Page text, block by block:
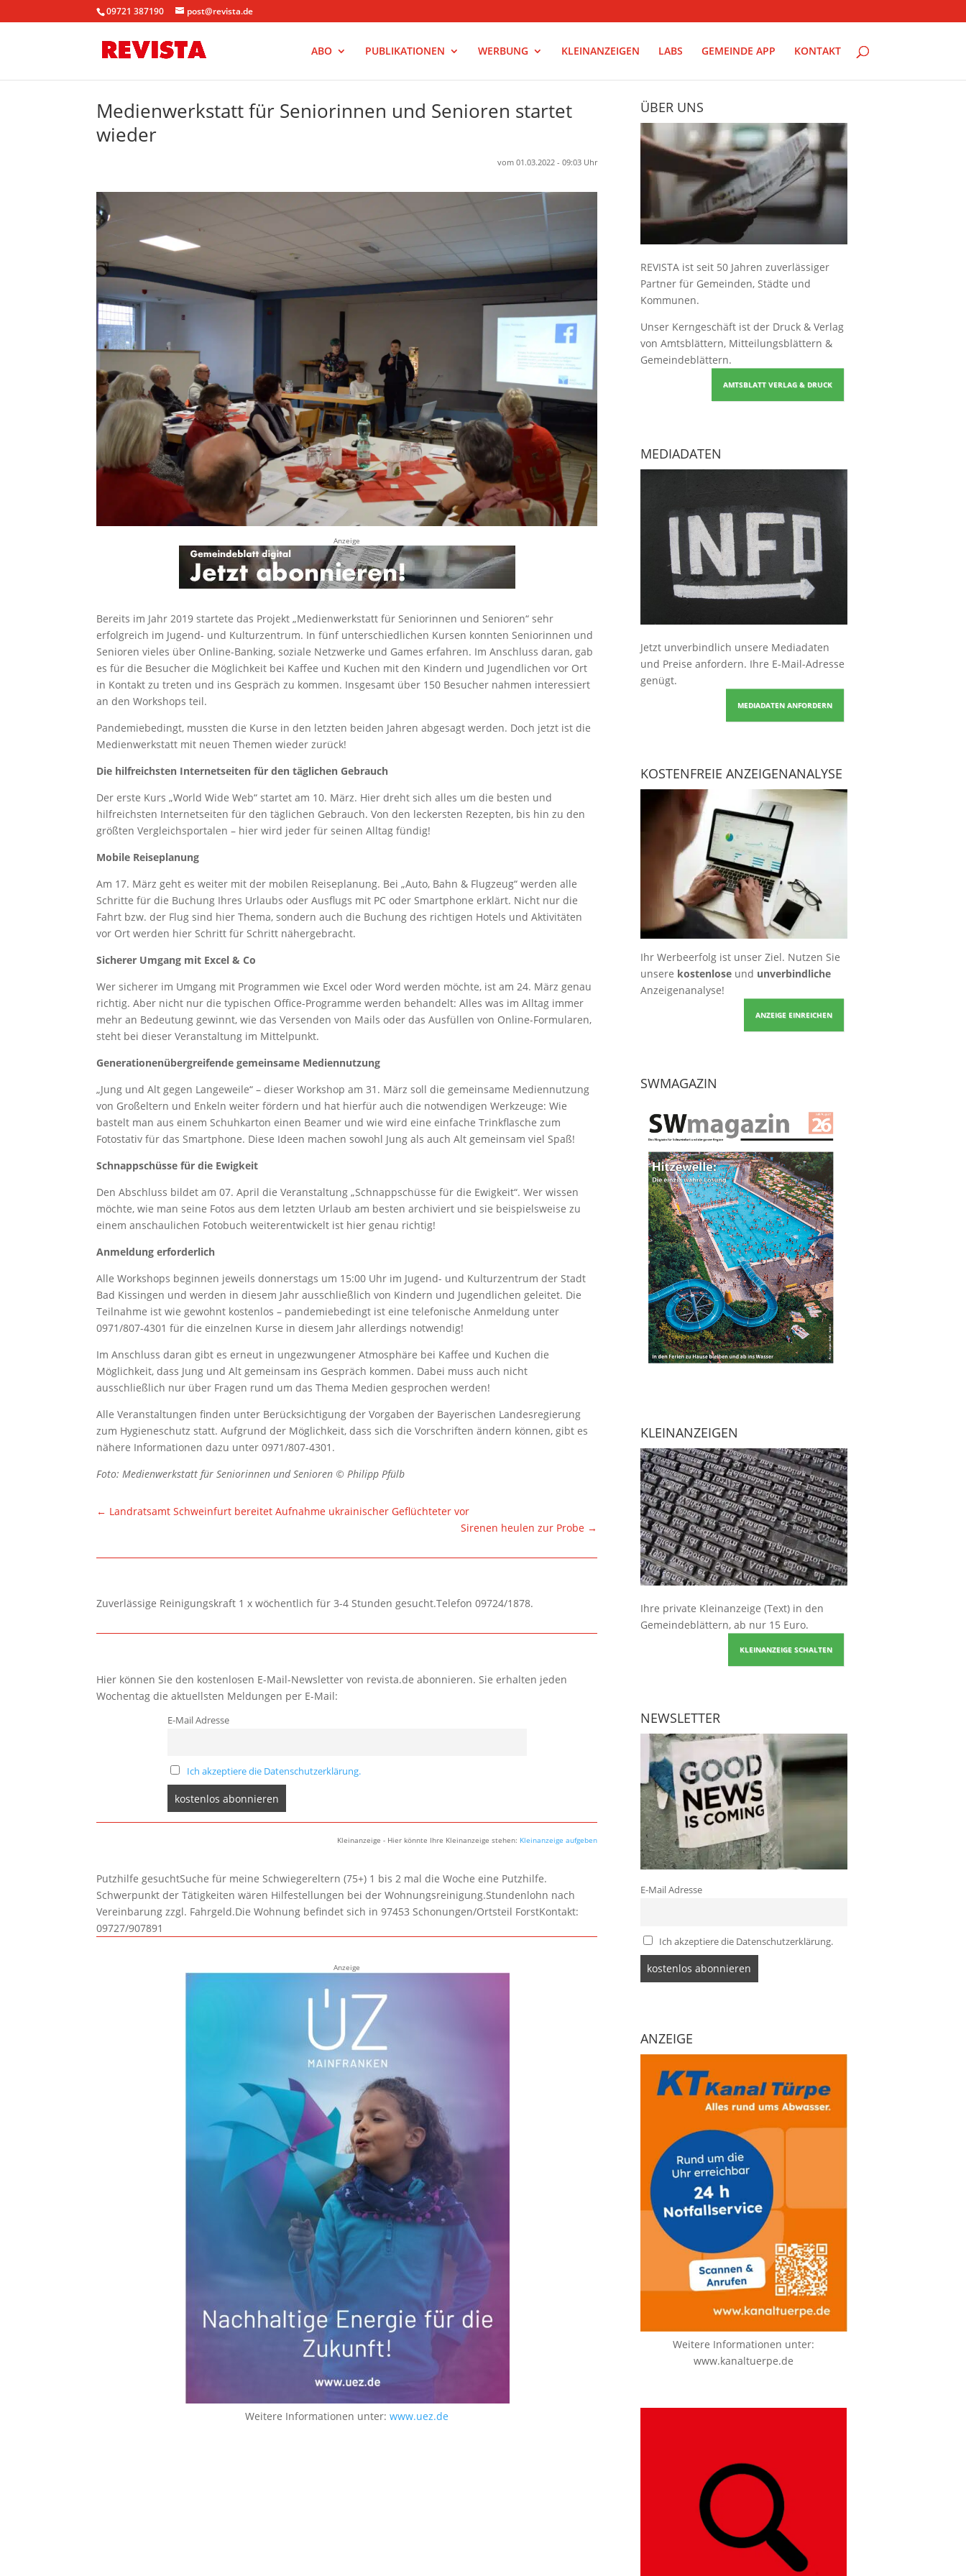
09721 387190 post@revista.de
ABO PUBLIKATIONEN WERBUNG KLEINANZEIGEN LABS GEMEINDE APP KONTAKT
Medienwerkstatt für Seniorinnen und Senioren startet
wieder
vom 01.03.2022 - 09:03 Uhr
Anzeige
Bereits im Jahr 2019 startete das Projekt „Medienwerkstatt für Seniorinnen und Senioren“ sehr
erfolgreich im Jugend- und Kulturzentrum. In fünf unterschiedlichen Kursen konnten Seniorinnen und
Senioren vieles über Online-Banking, soziale Netzwerke und Games erfahren. Im Anschluss daran, gab
es für die Besucher die Möglichkeit bei Kaffee und Kuchen mit den Kindern und Jugendlichen vor Ort
in Kontakt zu treten und ins Gespräch zu kommen. Insgesamt über 150 Besucher nahmen interessiert
an den Workshops teil.
Pandemiebedingt, mussten die Kurse in den letzten beiden Jahren abgesagt werden. Doch jetzt ist die
Medienwerkstatt mit neuen Themen wieder zurück!
Die hilfreichsten Internetseiten für den täglichen Gebrauch
Der erste Kurs „World Wide Web“ startet am 10. März. Hier dreht sich alles um die besten und
hilfreichsten Internetseiten für den täglichen Gebrauch. Von den leckersten Rezepten, bis hin zu den
größten Vergleichsportalen – hier wird jeder für seinen Alltag fündig!
Mobile Reiseplanung
Am 17. März geht es weiter mit der mobilen Reiseplanung. Bei „Auto, Bahn & Flugzeug“ werden alle
Schritte für die Buchung Ihres Urlaubs oder Ausflugs mit PC oder Smartphone erklärt. Nicht nur die
Fahrt bzw. der Flug sind hier Thema, sondern auch die Buchung des richtigen Hotels und Aktivitäten
vor Ort werden hier Schritt für Schritt nähergebracht.
Sicherer Umgang mit Excel & Co
Wer sicherer im Umgang mit Programmen wie Excel oder Word werden möchte, ist am 24. März genau
richtig. Aber nicht nur die typischen Office-Programme werden behandelt: Alles was im Alltag immer
mehr an Bedeutung gewinnt, wie das Versenden von Mails oder das Ausfüllen von Online-Formularen,
steht bei dieser Veranstaltung im Mittelpunkt.
Generationenübergreifende gemeinsame Mediennutzung
„Jung und Alt gegen Langeweile“ – dieser Workshop am 31. März soll die gemeinsame Mediennutzung
von Großeltern und Enkeln weiter fördern und hat hierfür auch die notwendigen Werkzeuge: Wie
bastelt man aus einem Schuhkarton einen Beamer und wie wird eine einfache Trinkflasche zum
Fotostativ für das Smartphone. Diese Ideen machen sowohl Jung als auch Alt gemeinsam viel Spaß!
Schnappschüsse für die Ewigkeit
Den Abschluss bildet am 07. April die Veranstaltung „Schnappschüsse für die Ewigkeit“. Wer wissen
möchte, wie man seine Fotos aus dem letzten Urlaub am besten archiviert und sie beispielsweise zu
einem anschaulichen Fotobuch weiterentwickelt ist hier genau richtig!
Anmeldung erforderlich
Alle Workshops beginnen jeweils donnerstags um 15:00 Uhr im Jugend- und Kulturzentrum der Stadt
Bad Kissingen und werden in diesem Jahr ausschließlich von Kindern und Jugendlichen geleitet. Die
Teilnahme ist wie gewohnt kostenlos – pandemiebedingt ist eine telefonische Anmeldung unter
0971/807-4301 für die einzelnen Kurse in diesem Jahr allerdings notwendig!
Im Anschluss daran gibt es erneut in ungezwungener Atmosphäre bei Kaffee und Kuchen die
Möglichkeit, dass Jung und Alt gemeinsam ins Gespräch kommen. Dabei muss auch nicht
ausschließlich nur über Fragen rund um das Thema Medien gesprochen werden!
Alle Veranstaltungen finden unter Berücksichtigung der Vorgaben der Bayerischen Landesregierung
zum Hygieneschutz statt. Aufgrund der Möglichkeit, dass sich die Vorschriften ändern können, gibt es
nähere Informationen dazu unter 0971/807-4301.
Foto: Medienwerkstatt für Seniorinnen und Senioren © Philipp Pfülb
← Landratsamt Schweinfurt bereitet Aufnahme ukrainischer Geflüchteter vor
Sirenen heulen zur Probe →
Zuverlässige Reinigungskraft 1 x wöchentlich für 3-4 Stunden gesucht.Telefon 09724/1878.
Hier können Sie den kostenlosen E-Mail-Newsletter von revista.de abonnieren. Sie erhalten jeden
Wochentag die aktuellsten Meldungen per E-Mail:
E-Mail Adresse
Ich akzeptiere die Datenschutzerklärung.
Kleinanzeige - Hier könnte Ihre Kleinanzeige stehen: Kleinanzeige aufgeben
Putzhilfe gesuchtSuche für meine Schwiegereltern (75+) 1 bis 2 mal die Woche eine Putzhilfe.
Schwerpunkt der Tätigkeiten wären Hilfestellungen bei der Wohnungsreinigung.Stundenlohn nach
Vereinbarung zzgl. Fahrgeld.Die Wohnung befindet sich in 97453 Schonungen/Ortsteil ForstKontakt:
09727/907891
Anzeige
Weitere Informationen unter:www.uez.de
ÜBER UNS
REVISTA ist seit 50 Jahren zuverlässiger
Partner für Gemeinden, Städte und
Kommunen.
Unser Kerngeschäft ist der Druck & Verlag
von Amtsblättern, Mitteilungsblättern &
Gemeindeblättern.
AMTSBLATT VERLAG & DRUCK
MEDIADATEN
Jetzt unverbindlich unsere Mediadaten
und Preise anfordern. Ihre E-Mail-Adresse
genügt.
MEDIADATEN ANFORDERN
KOSTENFREIE ANZEIGENANALYSE
Ihr Werbeerfolg ist unser Ziel. Nutzen Sie
unsere kostenloseund unverbindliche
Anzeigenanalyse!
ANZEIGE EINREICHEN
SWMAGAZIN
KLEINANZEIGEN
Ihre private Kleinanzeige (Text) in den
Gemeindeblättern, ab nur 15 Euro.
KLEINANZEIGE SCHALTEN
NEWSLETTER
E-Mail Adresse
Ich akzeptiere die Datenschutzerklärung.
ANZEIGE
Weitere Informationen unter:
www.kanaltuerpe.de